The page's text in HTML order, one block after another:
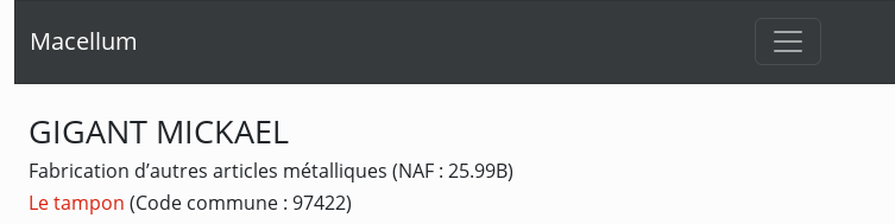
Macellum
GIGANT MICKAEL
Fabrication d’autres articles métalliques (NAF : 25.99B)
Le tampon (Code commune : 97422)